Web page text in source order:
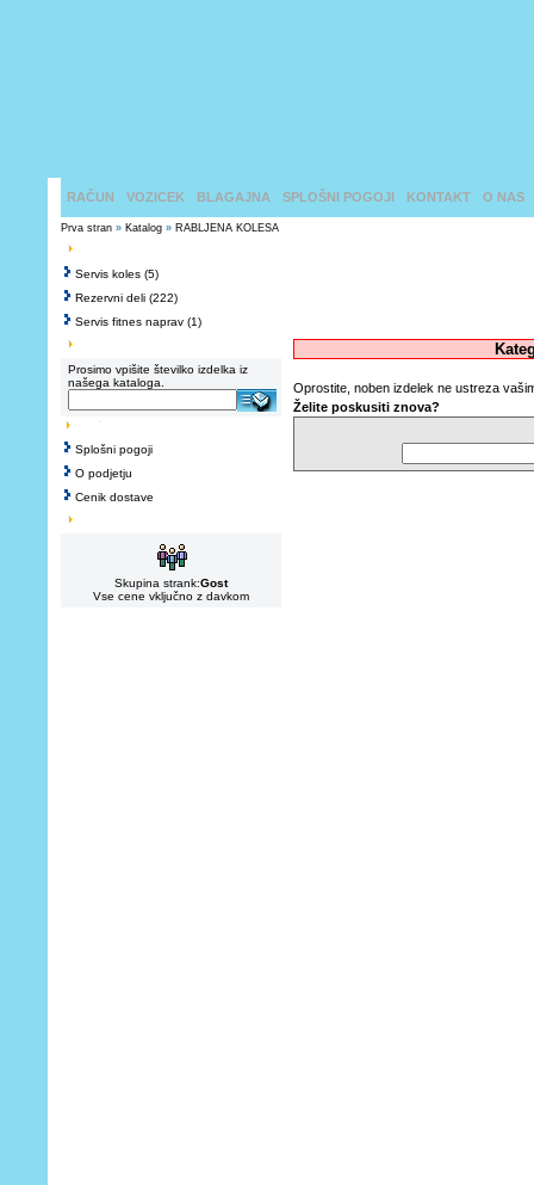
RAČUN VOZICEK BLAGAJNA SPLOŠNI POGOJI KONTAKT O NAS
Prva stran » Katalog » RABLJENA KOLESA
Servis koles (5)
Rezervni deli (222)
Servis fitnes naprav (1)
Prosimo vpišite številko izdelka iz
našega kataloga.
Splošni pogoji
O podjetju
Cenik dostave
Skupina strank:Gost
Vse cene vključno z davkom
Oprostite, noben izdelek ne ustreza
Želite poskusiti znova?